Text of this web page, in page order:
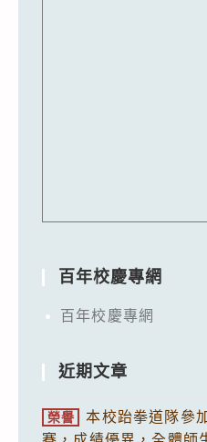
百年校慶專網
百年校慶專網
近期文章
榮譽
本校跆拳道隊參